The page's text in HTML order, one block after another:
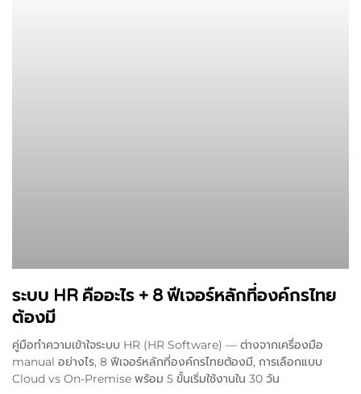
ระบบ HR คืออะไร + 8 ฟีเจอร์หลักที่องค์กรไทย
ต้องมี
คู่มือทำความเข้าใจระบบ HR (HR Software) — ต่างจากเครื่องมือ
manual อย่างไร, 8 ฟีเจอร์หลักที่องค์กรไทยต้องมี, การเลือกแบบ
Cloud vs On-Premise พร้อม 5 ขั้นเริ่มใช้งานใน 30 วัน